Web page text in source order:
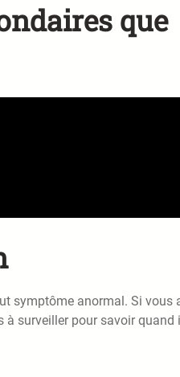
que
symptôme anormal. Si vous
à surveiller pour savoir quand